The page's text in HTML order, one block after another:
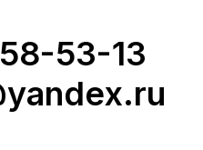
53-13